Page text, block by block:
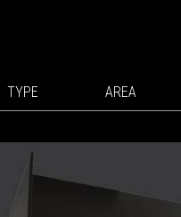
TYPE AREA